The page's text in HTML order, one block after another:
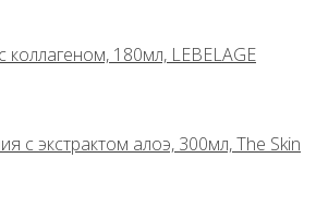
180мл, LEBELAGE